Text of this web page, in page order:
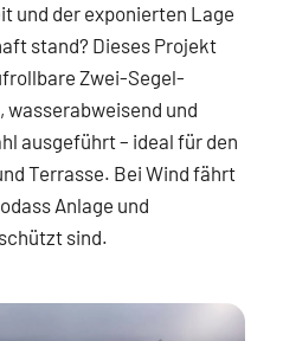
und der exponierten Lage
stand? Dieses Projekt
Zwei-Segel-
wasserabweisend und
ausgeführt – ideal für den
Terrasse. Bei Wind fährt
Anlage und
sind.